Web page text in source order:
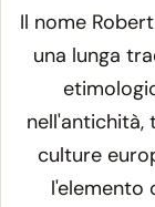
Il nome
una lunga
culture
l'elemento